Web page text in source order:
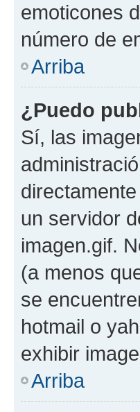
emoticones
número de
Arriba
¿Puedo
Sí, las
un servidor
imagen.gif.
(a menos
se
hotmail o
exhibir
Arriba